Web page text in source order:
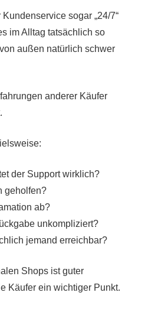
sogar „24/7“
im Alltag tatsächlich so
außen natürlich schwer
anderer Käufer
der Support wirklich?
geholfen?
ab?
unkompliziert?
jemand erreichbar?
Shops ist guter
Käufer ein wichtiger Punkt.